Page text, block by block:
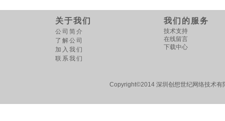
Copyright©2014 深圳创想世
关于我们
公司简介
了解公司
加入我们
联系我们
我们的服务
技术支持
在线留言
下载中心